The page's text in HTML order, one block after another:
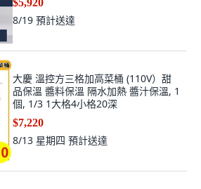
$5,920
8/19 預計送達
大慶 溫控方三格加高菜桶 (110V）甜
品保溫 醬料保溫 隔水加熱 醬汁保溫, 1
個, 1/3 1大格4小格20深
$7,220
8/13 星期四 預計送達